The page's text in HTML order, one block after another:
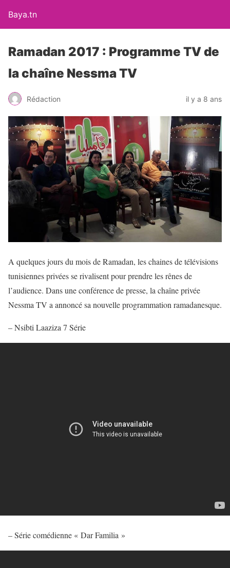
Baya.tn
Ramadan 2017 : Programme TV de
la chaîne Nessma TV
Rédaction il y a 8 ans
A quelques jours du mois de Ramadan, les chaines de télévisions
tunisiennes privées se rivalisent pour prendre les rênes de
l’audience. Dans une conférence de presse, la chaîne privée
Nessma TV a annoncé sa nouvelle programmation ramadanesque.
– Nsibti Laaziza 7 Série
– Série comédienne « Dar Familia »